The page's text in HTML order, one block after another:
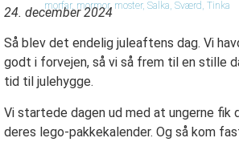
morfar, mormor, moster, Salka, Sværd, Tinka
24. december 2024
Så blev det endelig juleaftens dag. Vi
godt i forvejen, så vi så frem til en stille
tid til julehygge.
Vi startede dagen ud med at ungerne fik
deres lego-pakkekalender. Og så kom